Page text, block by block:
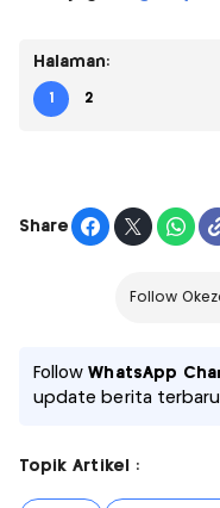
Halaman:
1 2
Share
Follow
FollowWhatsApp
update berita
Topik Artikel :